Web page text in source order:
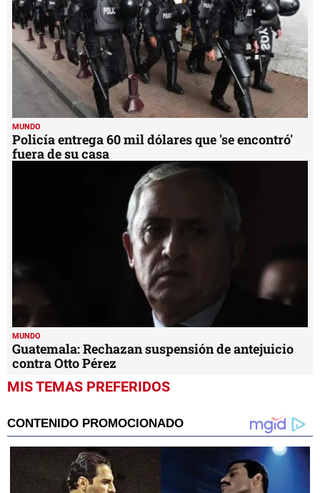
MUNDO
Policía entrega 60 mil dólares que 'se encontró'
fuera de su casa
MUNDO
Guatemala: Rechazan suspensión de antejuicio
contra Otto Pérez
MIS TEMAS PREFERIDOS